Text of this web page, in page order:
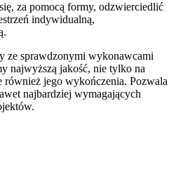
za pomocą formy, odzwierciedlić
indywidualną,
ze sprawdzonymi wykonawcami
najwyższą jakość, nie tylko na
również jego wykończenia. Pozwala
najbardziej wymagających